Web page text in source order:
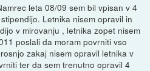
leta 08/09 sem bil vpisan v 4
Letnika nisem opravil in
v mirovanju , letnika zopet nisem
poslali da moram povrniti vso
zakaj nisem opravil letnika v
ter da sem trenutno opravil 4